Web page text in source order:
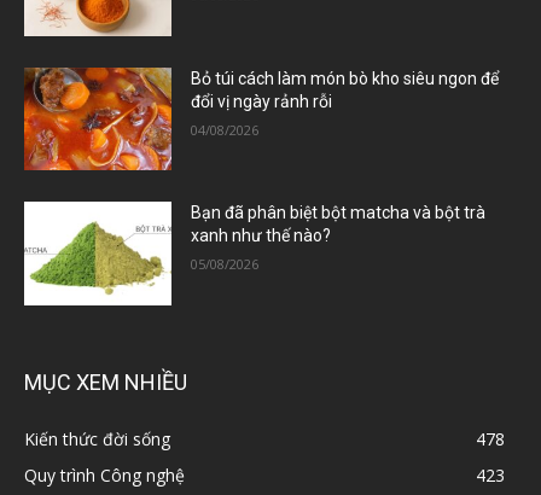
Bỏ túi cách làm món bò kho siêu ngon để
đổi vị ngày rảnh rỗi
04/08/2026
Bạn đã phân biệt bột matcha và bột trà
xanh như thế nào?
05/08/2026
MỤC XEM NHIỀU
Kiến thức đời sống
478
Quy trình Công nghệ
423